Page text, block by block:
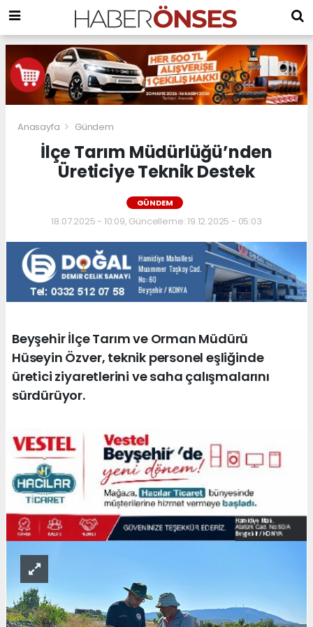
Anasayfa Gündem
İlçe Tarım Müdürlüğü’nden
Üreticiye Teknik Destek
GÜNDEM
18.07.2025 - 10:09, Güncelleme: 19.12.2025 - 05:03
Beyşehir İlçe Tarım ve Orman Müdürü
Hüseyin Özver, teknik personel eşliğinde
üretici ziyaretlerini ve saha çalışmalarını
sürdürüyor.